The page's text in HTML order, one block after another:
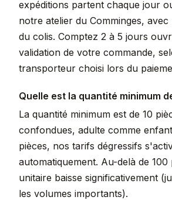
expéditions partent chaque jour
notre atelier du Comminges,
du colis. Comptez 2 à 5 jours
validation de votre commande,
transporteur choisi lors du
Quelle est la quantité minimum
La quantité minimum est de 10
confondues, adulte comme
pièces, nos tarifs dégressifs
automatiquement. Au-delà de
unitaire baisse significativement
les volumes importants).